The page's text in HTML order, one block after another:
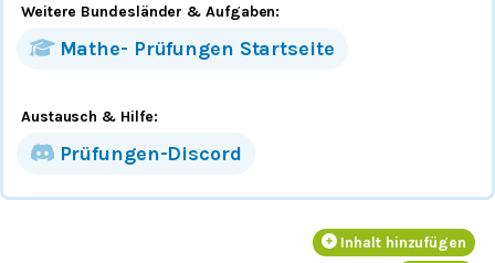
Weitere Bundesländer & Aufgaben:
Mathe- Prüfungen Startseite
Austausch & Hilfe:
Prüfungen-Discord
Inhalt hinzufügen